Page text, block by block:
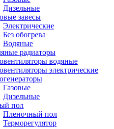
Дизельные
завесы
Электрические
Без обогрева
Водяные
радиаторы
водяные
электрические
Газовые
Дизельные
пол
Пленочный пол
Терморегулятор